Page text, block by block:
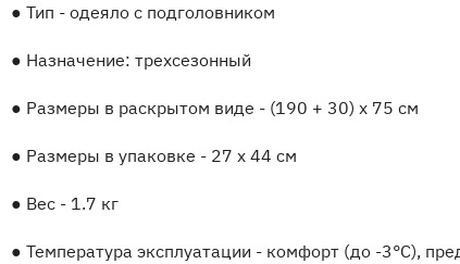
● Тип - одеяло с подголовником
● Назначение: трехсезонный
● Размеры в раскрытом виде - (190 + 30) x 75 см
● Размеры в упаковке - 27 x 44 см
● Вес - 1.7 кг
● Температура эксплуатации - комфорт (до -3°C),